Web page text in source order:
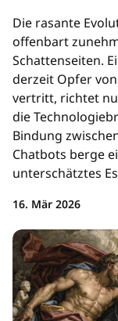
Die rasante
offenbart
Schattenseiten.
derzeit Opfer
vertritt, richtet
die
Bindung
Chatbots berge
unterschätztes
16. Mär 2026